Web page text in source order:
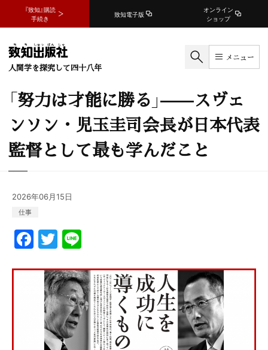
『致知』購読
手続き
致知電子版
オンライン
ショップ
人間学を探究して四十八年
メニュー
「努力は才能に勝る」——スヴェ
ンソン・児玉圭司会長が日本代表
監督として最も学んだこと
2026年06月15日
仕事
F
a
c
e
b
o
T
w
itt
er
e